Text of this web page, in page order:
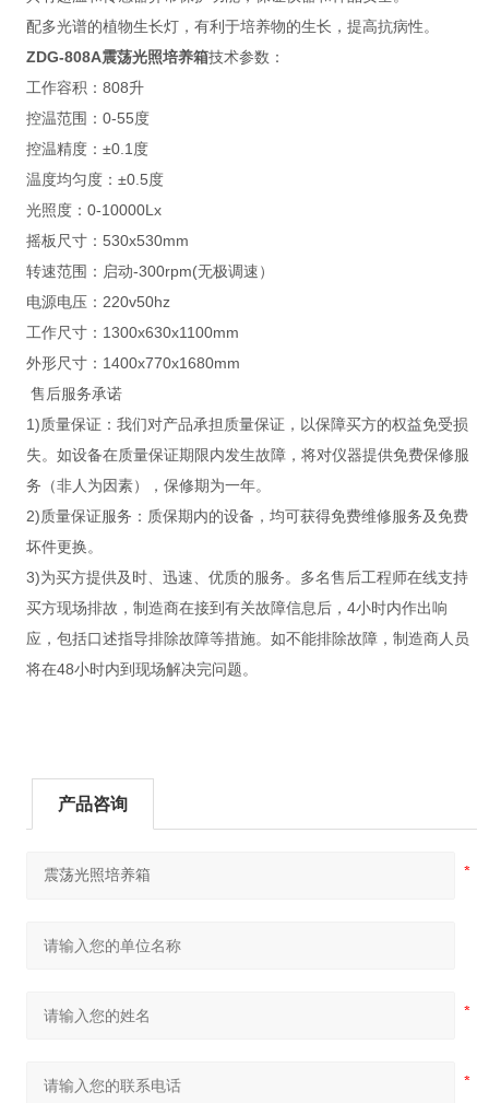
配多光谱的植物生长灯，有利于培养物的生长，提高抗病性。
ZDG-808A震荡光照培养箱技术参数：
工作容积：808升
控温范围：0-55度
控温精度：±0.1度
温度均匀度：±0.5度
光照度：0-10000Lx
摇板尺寸：530x530mm
转速范围：启动-300rpm(无极调速）
电源电压：220v50hz
工作尺寸：1300x630x1100mm
外形尺寸：1400x770x1680mm
售后服务承诺
1)质量保证：我们对产品承担质量保证，以保障买方的权益免受损
失。如设备在质量保证期限内发生故障，将对仪器提供免费保修服
务（非人为因素），保修期为一年。
2)质量保证服务：质保期内的设备，均可获得免费维修服务及免费
坏件更换。
3)为买方提供及时、迅速、优质的服务。多名售后工程师在线支持
买方现场排故，制造商在接到有关故障信息后，4小时内作出响
应，包括口述指导排除故障等措施。如不能排除故障，制造商人员
将在48小时内到现场解决完问题。
产品咨询